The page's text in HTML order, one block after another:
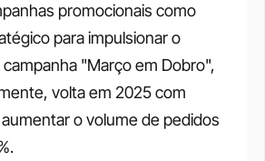
promocionais como
para impulsionar o
"Março em Dobro",
volta em 2025 com
o volume de pedidos